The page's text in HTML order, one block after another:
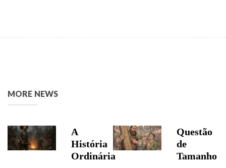
MORE NEWS
A
História
Ordinária
Questão
de
Tamanho